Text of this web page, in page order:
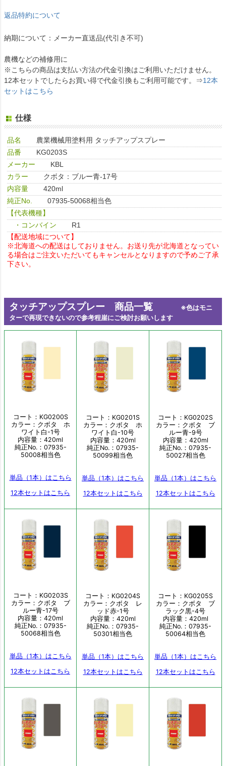
返品特約について
納期について：メーカー直送品(代引き不可)
農機などの補修用に
※こちらの商品は支払い方法の代金引換はご利用いただけません。
12本セットでしたらお買い得で代金引換もご利用可能です。⇒12本
セットはこちら
仕様
品名
農業機械用塗料用 タッチアップスプレー
品番
KG0203S
メーカー
KBL
カラー
クボタ：ブルー青-17号
内容量
420ml
純正No.
07935-50068相当色
【代表機種】
・コンバイン
R1
【配送地域について】
※北海道への配送はしておりません。お送り先が北海道となってい
る場合はご注文いただいてもキャンセルとなりますので予めご了承
下さい。